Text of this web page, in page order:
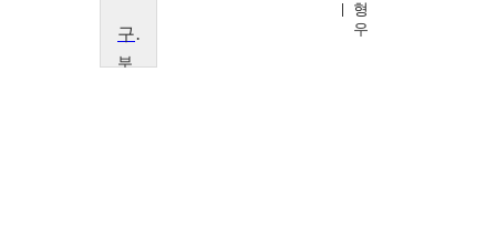
형
우
구어체 아랍어 I
부